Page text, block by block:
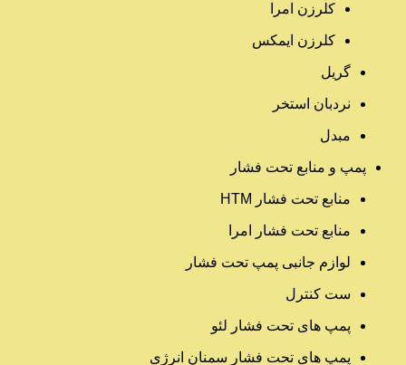
کلرزن امرا
کلرزن ایمکس
گریل
نردبان استخر
مبدل
پمپ و منابع تحت فشار
منابع تحت فشار HTM‎
منابع تحت فشار امرا
لوازم جانبی پمپ تحت فشار
ست کنترل
پمپ های تحت فشار لئو
پمپ های تحت فشار سمنان انرژی